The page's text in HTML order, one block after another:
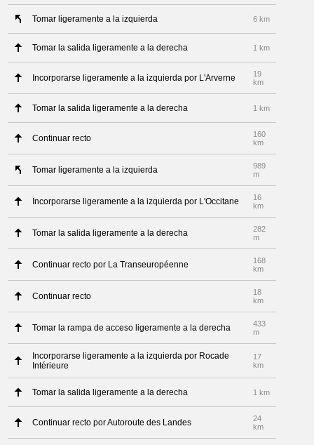
Tomar ligeramente a la izquierda 6 km
Tomar la salida ligeramente a la derecha 1 km
Incorporarse ligeramente a la izquierda por L'Arverne
19
km
Tomar la salida ligeramente a la derecha 1 km
Continuar recto
160
km
Tomar ligeramente a la izquierda
989
m
Incorporarse ligeramente a la izquierda por L'Occitane
16
km
Tomar la salida ligeramente a la derecha
282
m
Continuar recto por La Transeuropéenne
168
km
Continuar recto
18
km
Tomar la rampa de acceso ligeramente a la derecha
433
m
Incorporarse ligeramente a la izquierda por Rocade
Intérieure
17
km
Tomar la salida ligeramente a la derecha 1 km
Continuar recto por Autoroute des Landes
24
km